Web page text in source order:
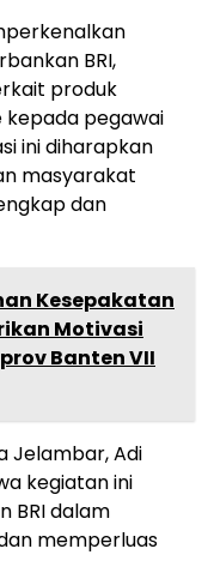
BRI,
produk
kepada pegawai
ini diharapkan
masyarakat
dan
Kesepakatan
Motivasi
Banten VII
Jelambar, Adi
kegiatan ini
BRI dalam
memperluas